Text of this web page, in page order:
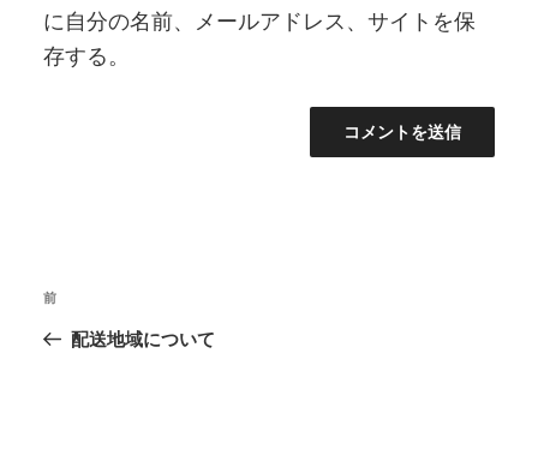
に自分の名前、メールアドレス、サイトを保
存する。
稿
ナ
前
の
前
配送地域について